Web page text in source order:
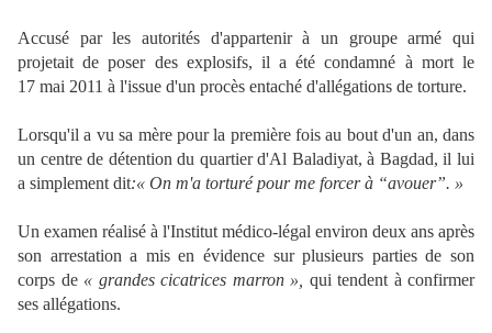
Accusé par les autorités d'appartenir à un groupe armé qui
projetait de poser des explosifs, il a été condamné à mort le
17 mai 2011 à l'issue d'un procès entaché d'allégations de torture.
Lorsqu'il a vu sa mère pour la première fois au bout d'un an, dans
un centre de détention du quartier d'Al Baladiyat, à Bagdad, il lui
a simplement dit:« On m'a torturé pour me forcer à “avouer”. »
Un examen réalisé à l'Institut médico-légal environ deux ans après
son arrestation a mis en évidence sur plusieurs parties de son
corps de « grandes cicatrices marron »,
qui tendent à confirmer
ses allégations.